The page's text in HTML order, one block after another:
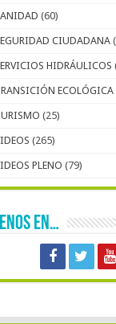
(60)
CIUDADANA
HIDRÁULICOS
ECOLÓGICA
(25)
(265)
PLENO (79)
EN…